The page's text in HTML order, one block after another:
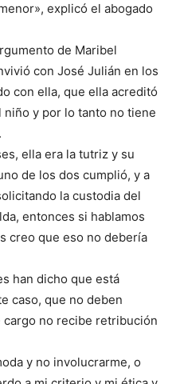
explicó el abogado
de Maribel
con José Julián en los
con ella, que ella acreditó
y por lo tanto no tiene
ella era la tutriz y su
de los dos cumplió, y a
la custodia del
entonces si hablamos
creo que eso no debería
han dicho que está
caso, que no deben
no recibe retribución
y no involucrarme, o